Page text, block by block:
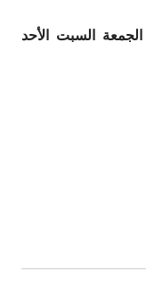
الجمعة السبت
الأحد